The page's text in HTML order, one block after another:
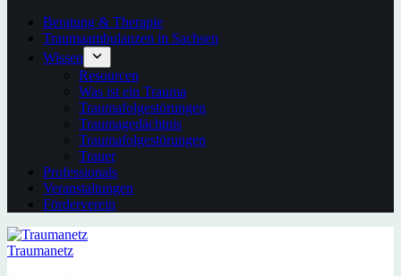
Beratung & Therapie
Traumaambulanzen in Sachsen
Wissen
Resourcen
Was ist ein Trauma
Traumafolgestörungen
Traumagedächtnis
Traumafolgestörungen
Trauer
Professionals
Veranstaltungen
Förderverein
Traumanetz